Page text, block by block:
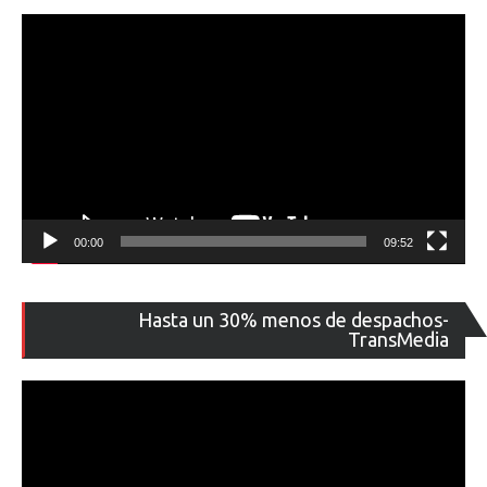
00:00 09:52
Hasta un 30% menos de despachos-
TransMedia
de